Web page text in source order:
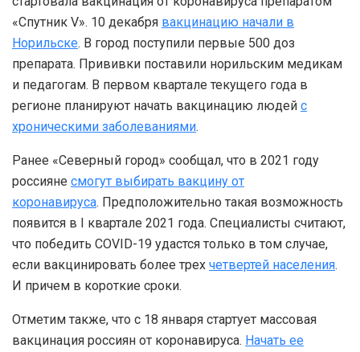
«Спутник V». 10 декабря вакцинацию начали в
Норильске. В город поступили первые 500 доз
препарата. Прививки поставили норильским медикам
и педагогам. В первом квартале текущего года в
регионе планируют начать вакцинацию людей с
хроническими заболеваниями.
Ранее «Северный город» сообщал, что в 2021 году
россияне смогут выбирать вакцину от
коронавируса. Предположительно такая возможность
появится в I квартале 2021 года. Специалисты считают,
что победить COVID-19 удастся только в том случае,
если вакцинировать более трех четвертей населения.
И причем в короткие сроки.
Отметим также, что с 18 января стартует массовая
вакцинация россиян от коронавируса. Начать ее